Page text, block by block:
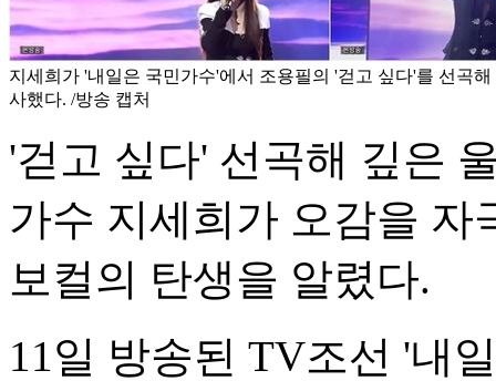
지세희가 '내일은 국민가수'에서 조용필의 '걷고 싶다'를 선곡
사했다. /방송 캡처
'걷고 싶다' 선곡해 깊은
가수 지세희가 오감을 자
보컬의 탄생을 알렸다.
11일 방송된 TV조선 '내